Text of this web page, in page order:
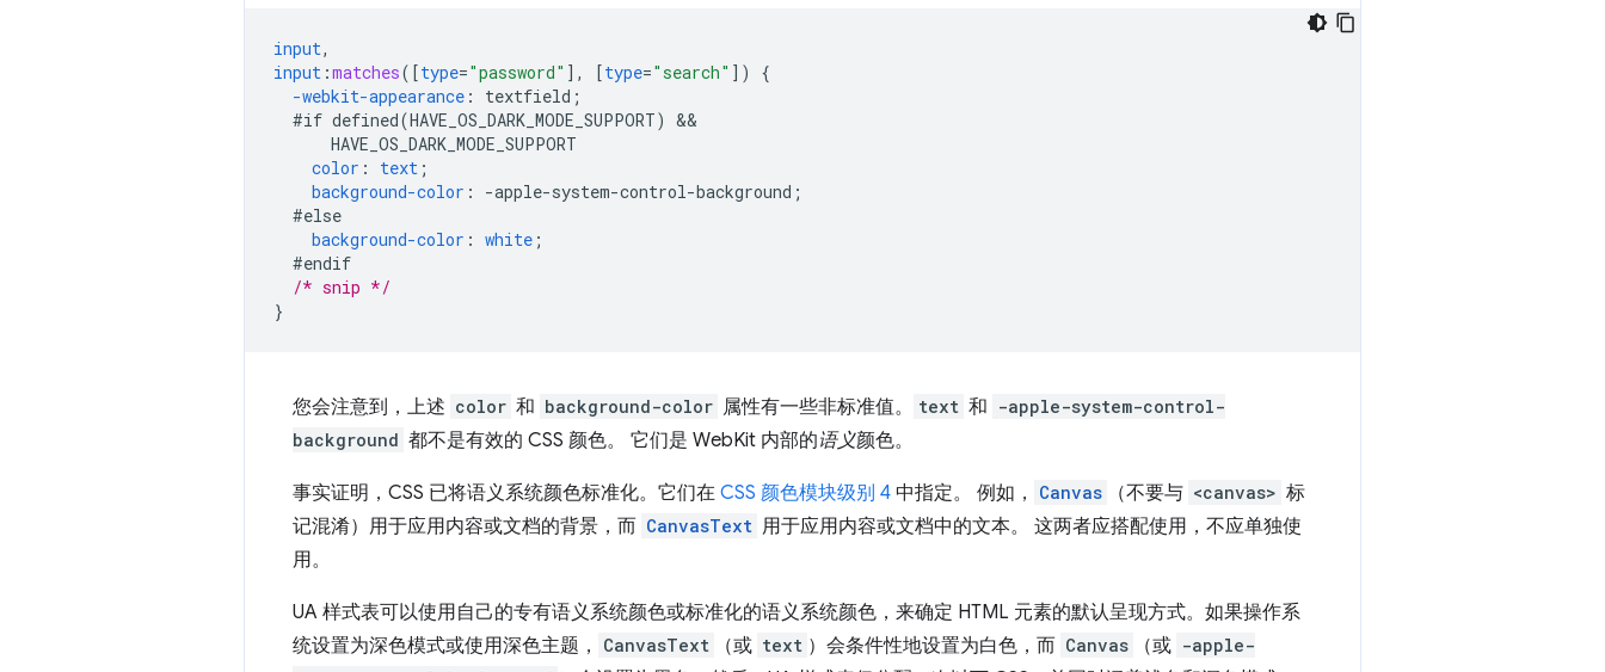
input,
input :matches([type="password" ], [type="search" ])
{
-webkit-appearance : textfield ;
#if defined(HAVE_OS_DARK_MODE_SUPPORT)
HAVE_OS_DARK_MODE_SUPPORT
color : text ;
background-color : -apple-system-control-background ;
#else
background-color : white ;
#endif
/* snip */
}
您会注意到，上述 color 和 background-color 属性有一些非标准值。 text 和 -apple-system-control-
background 都不是有效的 CSS 颜色。 它们是 WebKit 内部的语义颜色。
事实证明，CSS 已将语义系统颜色标准化。它们在 CSS 颜色模块级别 4 中指定。 例如， Canvas （不要与 <canvas> 标
记混淆）用于应用内容或文档的背景，而 CanvasText 用于应用内容或文档中的文本。 这两者应搭配使用，不应单独使
用。
UA 样式表可以使用自己的专有语义系统颜色或标准化的语义系统颜色，来确定 HTML 元素的默认呈现方式。如果操作系
统设置为深色模式或使用深色主题，
CanvasText （或 text ）会条件性地设置为白色，而 Canvas （或 -apple-